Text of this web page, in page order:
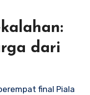
dari
final Piala